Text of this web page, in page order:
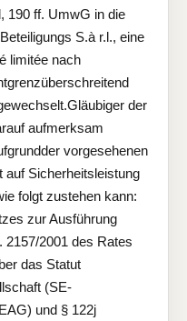
190 ff. UmwG in die
S.à r.l., eine
limitée nach
der
aufmerksam
vorgesehenen
auf Sicherheitsleistung
folgt zustehen kann:
zur Ausführung
2157/2001 des Rates
das Statut
(SE-
und § 122j